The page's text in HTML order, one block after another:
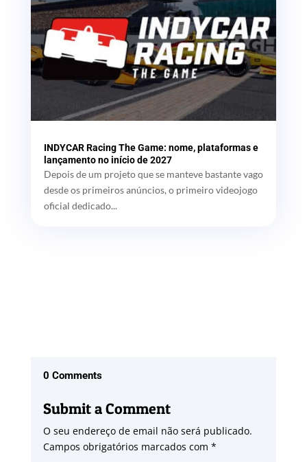
INDYCAR Racing The Game: nome, plataformas e
lançamento no início de 2027
Depois de um projeto que se manteve bastante vago
desde os primeiros anúncios, o primeiro videojogo
oficial dedicado...
0 Comments
Submit a Comment
O seu endereço de email não será publicado.
Campos obrigatórios marcados com *